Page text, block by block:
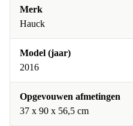
Merk
Hauck
Model (jaar)
2016
Opgevouwen afmetingen
37 x 90 x 56,5 cm